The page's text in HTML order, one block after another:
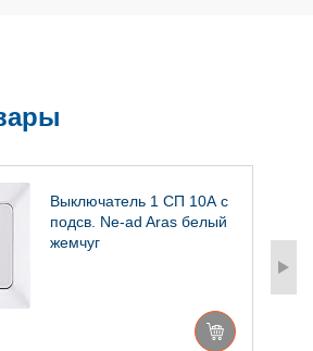
Выключатель 1 СП 10А с
подсв. Ne-ad Aras белый
жемчуг